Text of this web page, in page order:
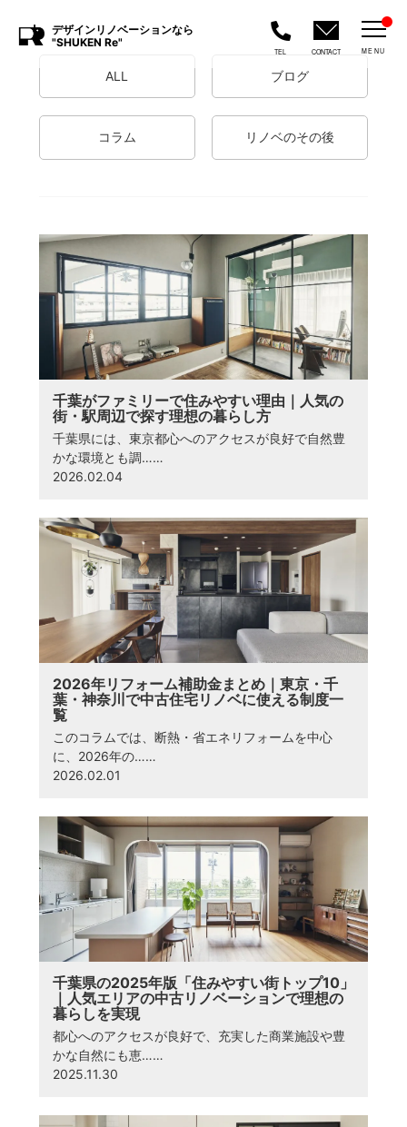
デザインリノベーションなら
"SHUKEN Re"
TEL CONTACT MENU
ALL ブログ
コラム リノベのその後
千葉がファミリーで住みやすい理由｜人気の
街・駅周辺で探す理想の暮らし方
千葉県には、東京都心へのアクセスが良好で自然豊
かな環境とも調……
2026.02.04
2026年リフォーム補助金まとめ｜東京・千
葉・神奈川で中古住宅リノベに使える制度一
覧
このコラムでは、断熱・省エネリフォームを中心
に、2026年の……
2026.02.01
千葉県の2025年版「住みやすい街トップ10」
｜人気エリアの中古リノベーションで理想の
暮らしを実現
都心へのアクセスが良好で、充実した商業施設や豊
かな自然にも恵……
2025.11.30